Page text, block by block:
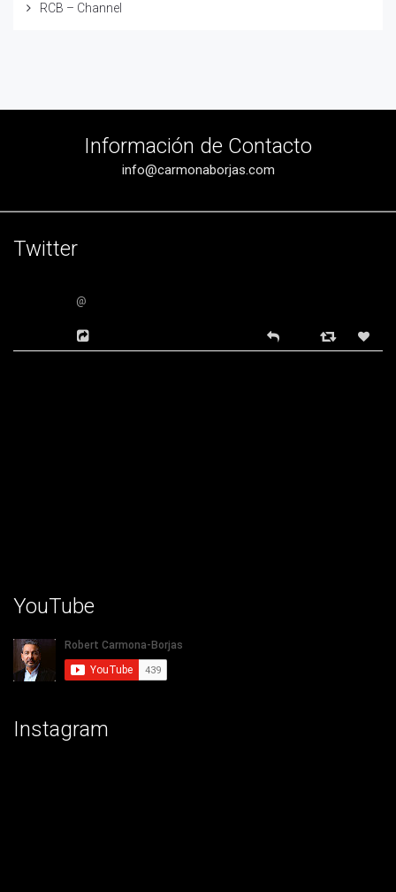
RCB – Channel
Información de Contacto
info@carmonaborjas.com
Twitter
@
YouTube
Instagram